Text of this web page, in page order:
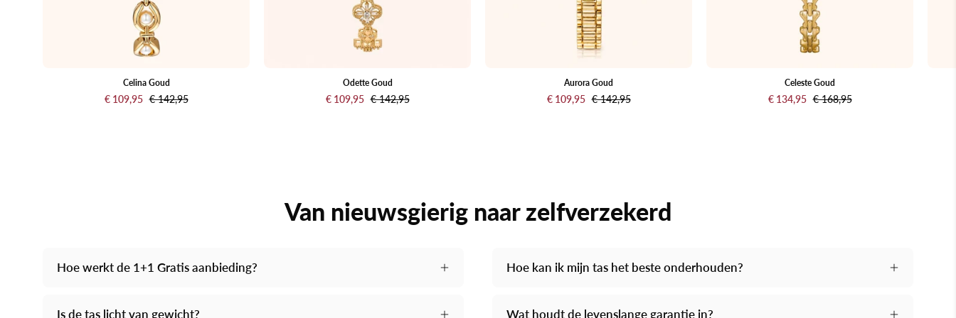
Celina Goud
€ 109,95 € 142,95
Odette Goud
€ 109,95 € 142,95
en
een
bijpassende
Goud,
afgebeeld
Aurora Goud
€ 109,95 € 142,95
Celeste Goud
€ 134,95 € 168,95
Van nieuwsgierig naar zelfverzekerd
Hoe werkt de 1+1 Gratis aanbieding?
Is de tas licht van gewicht?
Hoe kan ik mijn tas het beste onderhouden?
Wat houdt de levenslange garantie in?